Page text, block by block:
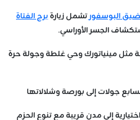
البوسفورتشمل زيارةبرج الفتاة
الجسر الأوراسي.
مثل مينياتورك وحي غلطة وجولة حرة
جولات إلى بورصة وشلالاتها
إلى مدن قريبة مع تنوع الحزم